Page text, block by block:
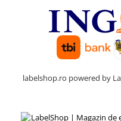
labelshop.ro powered by